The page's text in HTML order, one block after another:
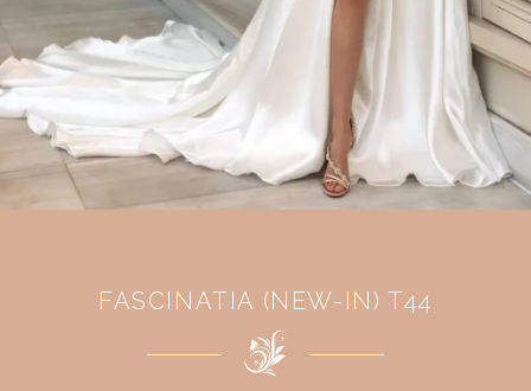
FASCINATIA (NEW-IN) T44